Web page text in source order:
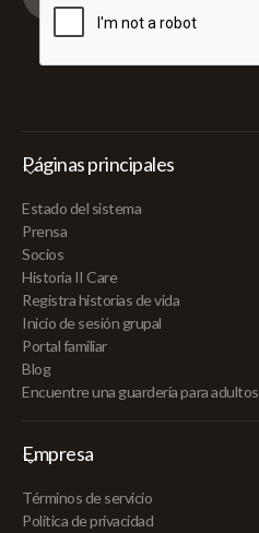
Páginas principales
Estado del sistema
Prensa
Socios
Historia II Care
Registra historias de vida
Inicio de sesión grupal
Portal familiar
Blog
Encuentre una guardería para adultos
Empresa
Términos de servicio
Política de privacidad